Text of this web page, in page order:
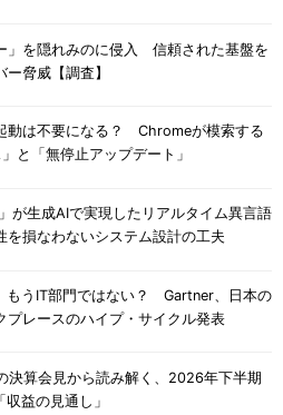
」を隠れみのに侵入 信頼された基盤を
脅威【調査】
動は不要になる？ Chromeが模索する
と「無停止アップデート」
が生成AIで実現したリアルタイム異言語
損なわないシステム設計の工夫
もうIT部門ではない？ Gartner、日本の
プレースのハイプ・サイクル発表
決算会見から読み解く、2026年下半期
収益の見通し」